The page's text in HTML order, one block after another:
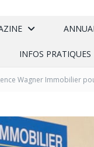
INFOS PRATIQUES
Wagner Immobilier